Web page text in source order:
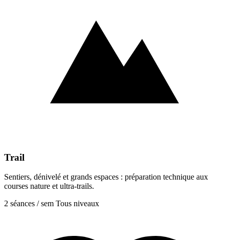
Trail
Sentiers, dénivelé et grands espaces : préparation technique aux
courses nature et ultra-trails.
2 séances / sem Tous niveaux